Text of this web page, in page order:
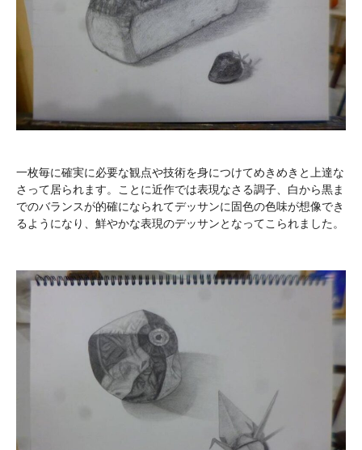
一枚毎に確実に必要な観点や技術を身につけてめきめきと上達な
さって居られます。ことに近作では表現なさる調子、白から黒ま
でのバランスが的確になられてデッサンに固色の色味が想像でき
るようになり、鮮やかな表現のデッサンとなってこられました。